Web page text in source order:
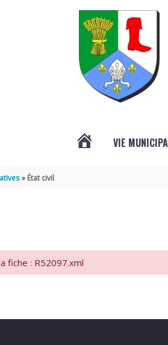
CRÉPIN
VIE
État civil
fiche : R52097.xml